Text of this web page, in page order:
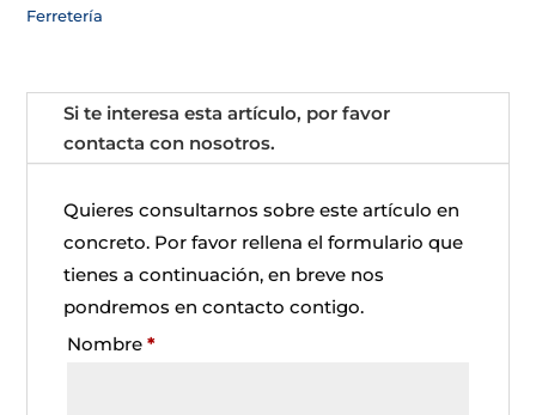
Ferretería
Si te interesa esta artículo, por favor
contacta con nosotros.
Quieres consultarnos sobre este artículo en
concreto. Por favor rellena el formulario que
tienes a continuación, en breve nos
pondremos en contacto contigo.
Nombre*